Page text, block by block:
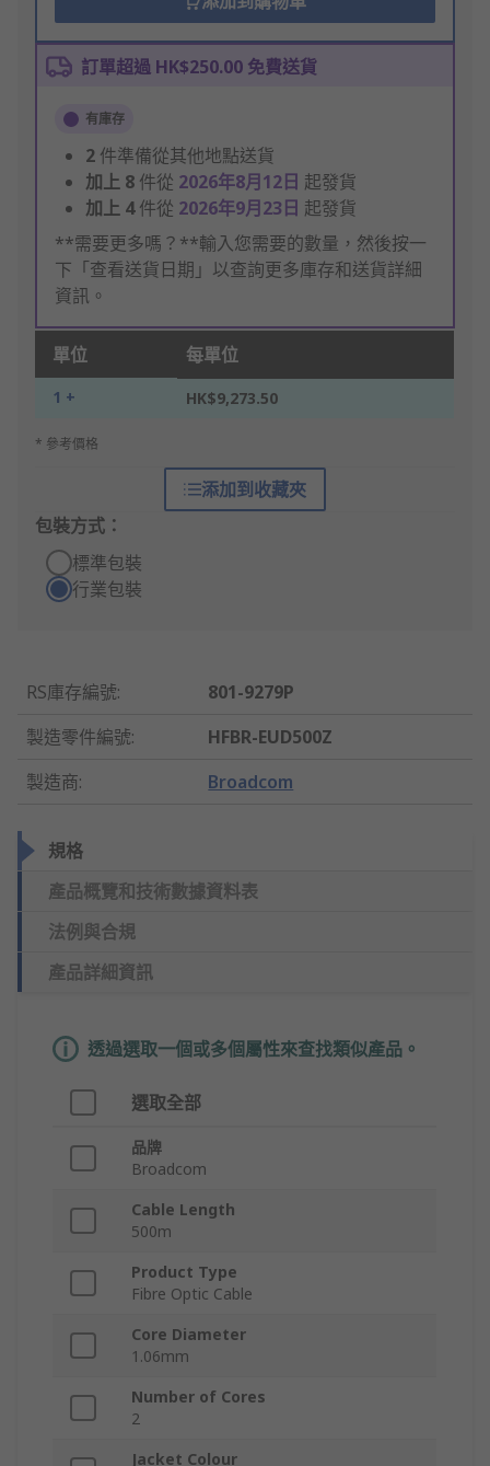
訂單超過 HK$250.00 免費送貨
有庫存
2 件準備從其他地點送貨
加上 8 件從 2026年8月12日 起發貨
加上 4件從 2026年9月23日 起發貨
**需要更多嗎？**輸入您需要的數量，然後按一
下「查看送貨日期」以查詢更多庫存和送貨詳細
資訊。
單位 每單位
1 + HK$9,273.50
* 參考價格
添加到收藏夾
包裝方式：
標準包裝
行業包裝
RS庫存編號:
801-9279P
製造零件編號:
HFBR-EUD500Z
製造商: Broadcom
規格
產品概覽和技術數據資料表
法例與合規
產品詳細資訊
透過選取一個或多個屬性來查找類似產品。
選取全部
品牌
Broadcom
Cable Length
500m
Product Type
Fibre Optic Cable
Core Diameter
1.06mm
Number of Cores
2
Jacket Colour